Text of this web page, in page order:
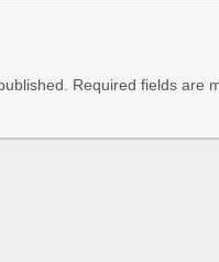
Required fields are